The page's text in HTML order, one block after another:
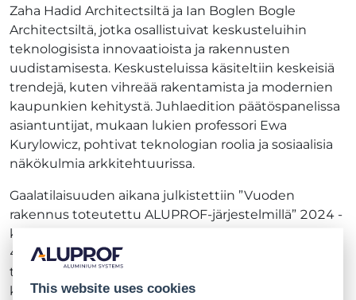
Zaha Hadid Architectsiltä ja Ian Boglen Bogle
Architectsiltä, jotka osallistuivat keskusteluihin
teknologisista innovaatioista ja rakennusten
uudistamisesta. Keskusteluissa käsiteltiin keskeisiä
trendejä, kuten vihreää rakentamista ja modernien
kaupunkien kehitystä. Juhlaedition päätöspanelissa
asiantuntijat, mukaan lukien professori Ewa
Kurylowicz, pohtivat teknologian roolia ja sosiaalisia
näkökulmia arkkitehtuurissa.
Gaalatilaisuuden aikana julkistettiin ”Vuoden
rakennus toteutettu ALUPROF-järjestelmillä” 2024 -
kilpailun voittajat. Pääpalkinnon voitti Bernardyńska
4 -rakennus Wrocławissa. Aluprofin hanke, joka
toteutettiin kehitys- ja teknologiaministeriön
kunniasuojeluksessa, sai laajaa tunnustusta alalla ja
This website uses cookies